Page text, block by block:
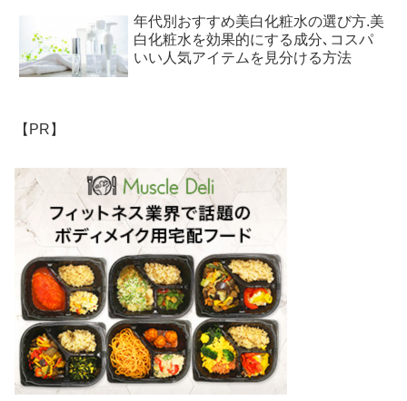
年代別おすすめ美白化粧水の選び方.美
白化粧水を効果的にする成分､コスパ
いい人気アイテムを見分ける方法
【PR】